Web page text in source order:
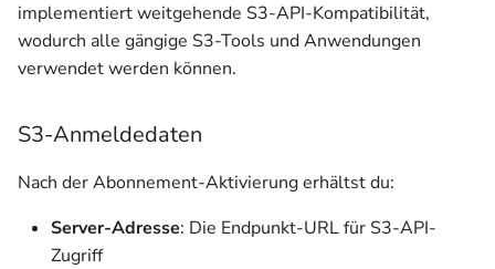
Keys neu generieren
Abonnement-Verwaltung
Preisstruktur
Größeneinheit TB
implementiert weitgehende S3-API-Kompatibilität,
wodurch alle gängige S3-Tools und Anwendungen
verwendet werden können.
S3-Anmeldedaten
Nach der Abonnement-Aktivierung erhältst du:
Server-Adresse: Die Endpunkt-URL für S3-API-
Zugriff